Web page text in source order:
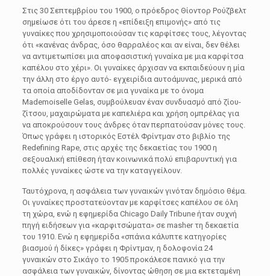
Στις 30 Σεπτεμβρίου του 1900, ο πρόεδρος Θίοντορ Ρούζβελτ
σημείωσε ότι του άρεσε η «επίδειξη επιμονής» από τις
γυναίκες που χρησιμοποιούσαν τις καρφίτσες τους, λέγοντας
ότι «κανένας άνδρας, όσο θαρραλέος και αν είναι, δεν θέλει
να αντιμετωπίσει μια αποφασιστική γυναίκα με μια καρφίτσα
καπέλου στο χέρι». Οι γυναίκες άρχισαν να εκπαιδεύουν η μία
την άλλη στο έργο αυτό- εγχειρίδια αυτοάμυνας, μερικά από
τα οποία αποδίδονταν σε μια γυναίκα με το όνομα
Mademoiselle Gelas, συμβούλευαν έναν συνδυασμό από ζίου-
ζίτσου, μαχαιρώματα με καπελιέρα και χρήση ομπρέλας για
να αποκρούσουν τους άνδρες όταν περπατούσαν μόνες τους.
Όπως γράφει η ιστορικός Εστέλ Φρίντμαν στο βιβλίο της
Redefining Rape, στις αρχές της δεκαετίας του 1900 η
σεξουαλική επίθεση ήταν κοινωνικά πολύ επιβαρυντική για
πολλές γυναίκες ώστε να την καταγγείλουν.
Ταυτόχρονα, η ασφάλεια των γυναικών γινόταν δημόσιο θέμα.
Οι γυναίκες προστατεύονταν με καρφίτσες καπέλου σε όλη
τη χώρα, ενώ η εφημερίδα Chicago Daily Tribune ήταν συχνή
πηγή ειδήσεων για «καρφιτσώματα» σε masher τη δεκαετία
του 1910. Ενώ η εφημερίδα «σπάνια κάλυπτε κατηγορίες
βιασμού ή δίκες» γράφει η Φρίντμαν, η δολοφονία 24
γυναικών στο Σικάγο το 1905 προκάλεσε πανικό για την
ασφάλεια των γυναικών, δίνοντας ώθηση σε μια εκτεταμένη